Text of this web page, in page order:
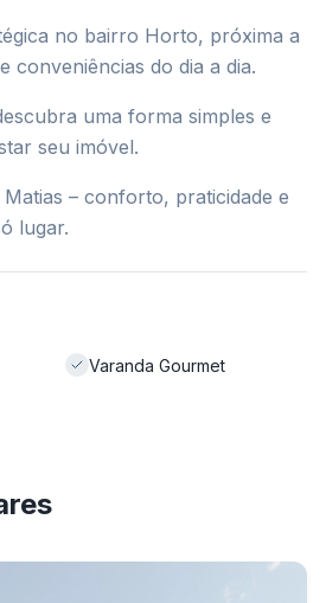
no bairro Horto, próxima a
conveniências do dia a dia.
uma forma simples e
seu imóvel.
Matias – conforto, praticidade e
lugar.
Varanda Gourmet